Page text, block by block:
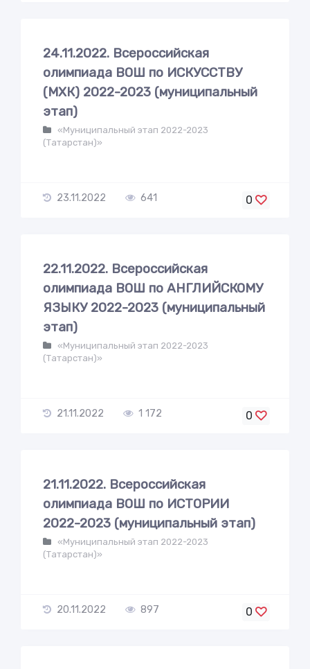
24.11.2022. Всероссийская
олимпиада ВОШ по ИСКУССТВУ
(МХК) 2022-2023 (муниципальный
этап)
«Муниципальный этап 2022-2023
(Татарстан)»
23.11.2022 641 0
22.11.2022. Всероссийская
олимпиада ВОШ по АНГЛИЙСКОМУ
ЯЗЫКУ 2022-2023 (муниципальный
этап)
«Муниципальный этап 2022-2023
(Татарстан)»
21.11.2022 1 172 0
21.11.2022. Всероссийская
олимпиада ВОШ по ИСТОРИИ
2022-2023 (муниципальный этап)
«Муниципальный этап 2022-2023
(Татарстан)»
20.11.2022 897 0